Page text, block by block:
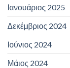
Ιανουάριος 2025
Δεκέμβριος 2024
Ιούνιος 2024
Μάιος 2024